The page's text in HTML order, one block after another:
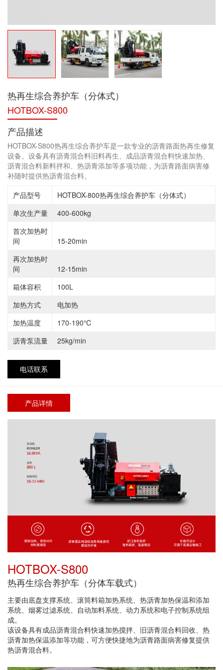
热再生综合养护车（分体式）
HOTBOX-S800
产品描述
HOTBOX-S800热再生综合养护车是一款专业的沥青路面热再生修复
设备。设备具有沥青混合料旧料再生、成品沥青混合料快速加热、
沥青混合料新料拌和、热沥青添加等多项功能，为沥青路面病害修
补随时提供热沥青混合料。
产品型号
HOTBOX-800热再生综合养护车（分体式）
单次生产量
400-600kg
首次加热时
间
15-20min
再次加热时
间
12-15min
箱体容积
100L
加热方式
电加热
加热温度
170-190℃
沥青泵流量
25kg/min
电话联系
产品详情
HOTBOX-S800
热再生综合养护车（分体车载式）
主要由底盘支撑系统、滚筒料箱加热系统、热沥青加热保温和添加
系统、烟雾过滤系统、自动加料系统、动力系统和电子控制系统组
成。
该设备具有成品沥青混合料快速加热搅拌、旧沥青混合料回收、热
沥青加热保温添加等功能，可方便快捷地为沥青路面病害修复提供
热沥青混合料。